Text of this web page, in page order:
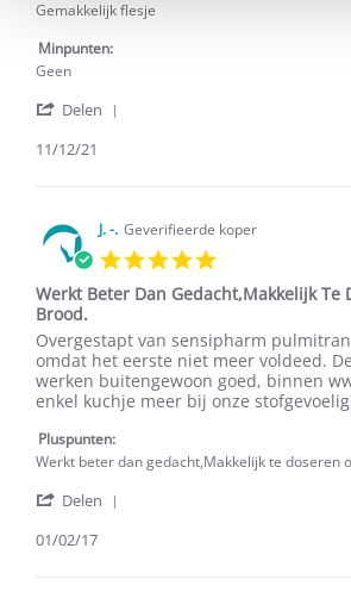
on
Dec
2021
Gemakkelijk flesje
Minpunten:
Geen
Delen
E.
on
11
Dec
2021
11/12/21
J. -. Geverifieerde koper
rating
Werkt Beter Dan Gedacht,Makkelijk Te
Brood.
Review
by
J.
-.
1
Feb
review
stating
Werkt
Beter
Gedacht,Makkelijk
Te
Op
Brood.
Overgestapt van sensipharm
omdat het eerste niet meer voldeed.
werken buitengewoon goed, binnen
enkel kuchje meer bij onze
Pluspunten:
Werkt beter dan gedacht,Makkelijk te doseren
Delen
J.
01/02/17